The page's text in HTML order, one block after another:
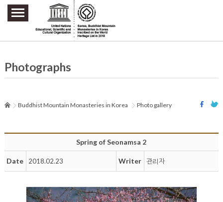
주요메뉴 바로가기
본문 바로가기
하단메뉴 바로가기
Photographs
Buddhist Mountain Monasteries in Korea Photo gallery
Spring of Seonamsa 2
Date 2018.02.23 Writer 관리자